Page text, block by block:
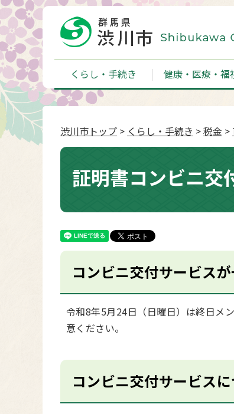
くらし・手続き 健康・医療・福
渋川市トップ > くらし・手続き >税金 >
証明書コンビニ交
コンビニ交付サービス
令和8年5月24日（日曜日）は終日メ
意ください。
コンビニ交付サービス